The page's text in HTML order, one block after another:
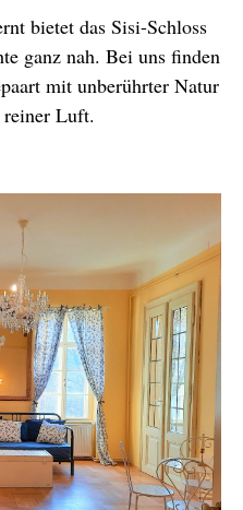
bietet das Sisi-Schloss
ganz nah. Bei uns finden
mit unberührter Natur
Luft.